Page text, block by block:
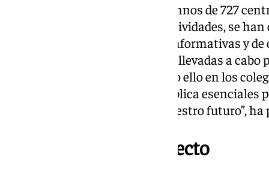
En total, 92.500 alumnas y alumnos de 727
participado en más de 5.300 actividades, se
personal docente, 357 charlas informativas y
de padres y madres de alumnos llevadas a
Nacional y Guardia Civil. “Y todo ello en los
aprendizaje de la educación pública
niños, niñas y adolescentes, nuestro futuro”,
Dos décadas del proyecto